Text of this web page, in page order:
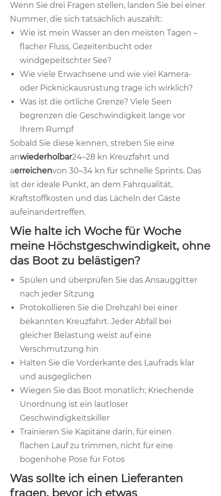
Wenn Sie drei Fragen stellen, landen Sie bei einer
Nummer, die sich tatsächlich auszahlt:
Wie ist mein Wasser an den meisten Tagen –
flacher Fluss, Gezeitenbucht oder
windgepeitschter See?
Wie viele Erwachsene und wie viel Kamera-
oder Picknickausrüstung trage ich wirklich?
Was ist die örtliche Grenze? Viele Seen
begrenzen die Geschwindigkeit lange vor
Ihrem Rumpf
Sobald Sie diese kennen, streben Sie eine
anwiederholbar24–28 kn Kreuzfahrt und
aerreichenvon 30–34 kn für schnelle Sprints. Das
ist der ideale Punkt, an dem Fahrqualität,
Kraftstoffkosten und das Lächeln der Gäste
aufeinandertreffen.
Wie halte ich Woche für Woche
meine Höchstgeschwindigkeit, ohne
das Boot zu belästigen?
Spülen und überprüfen Sie das Ansauggitter
nach jeder Sitzung
Protokollieren Sie die Drehzahl bei einer
bekannten Kreuzfahrt. Jeder Abfall bei
gleicher Belastung weist auf eine
Verschmutzung hin
Halten Sie die Vorderkante des Laufrads klar
und ausgeglichen
Wiegen Sie das Boot monatlich; Kriechende
Unordnung ist ein lautloser
Geschwindigkeitskiller
Trainieren Sie Kapitäne darin, für einen
flachen Lauf zu trimmen, nicht für eine
bogenhohe Pose für Fotos
Was sollte ich einen Lieferanten
fragen, bevor ich etwas